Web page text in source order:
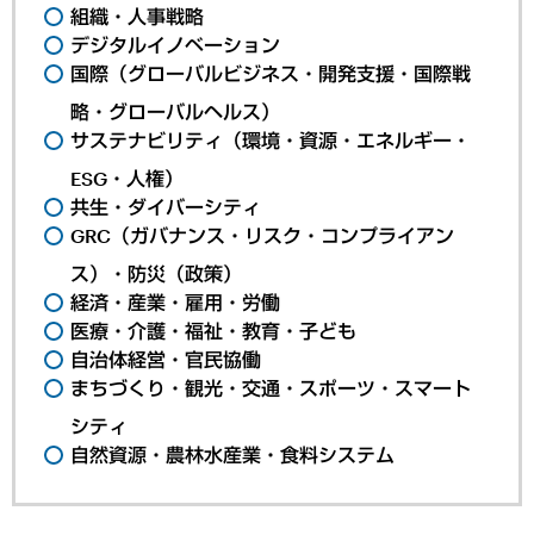
組織・人事戦略
デジタルイノベーション
国際（グローバルビジネス・開発支援・国際戦
略・グローバルヘルス）
サステナビリティ（環境・資源・エネルギー・
ESG・人権）
共生・ダイバーシティ
GRC（ガバナンス・リスク・コンプライアン
ス）・防災（政策）
経済・産業・雇用・労働
医療・介護・福祉・教育・子ども
自治体経営・官民協働
まちづくり・観光・交通・スポーツ・スマート
シティ
自然資源・農林水産業・食料システム